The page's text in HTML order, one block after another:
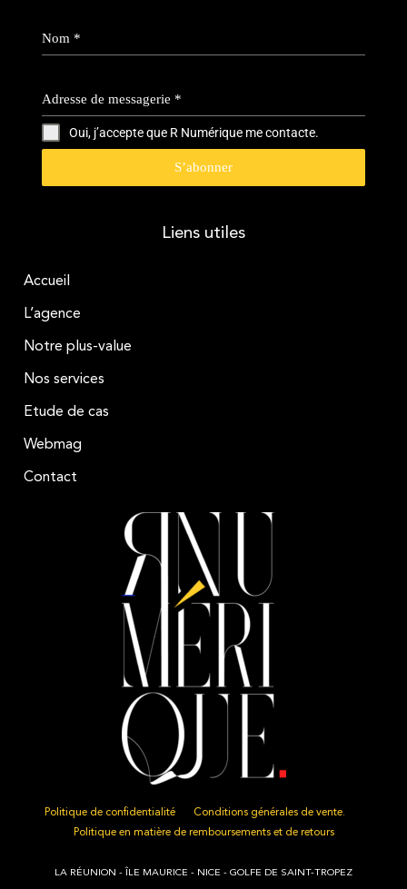
Liens utiles
Accueil
L’agence
Notre plus-value
Nos services
Etude de cas
Webmag
Contact
Nom *
Adresse de messagerie *
Oui, j’accepte que R Numérique me contacte.
S’abonner
Politique de confidentialité
Conditions générales de vente.
Politique en matière de remboursements et de retours
LA RÉUNION - ÎLE MAURICE - NICE - GOLFE DE SAINT-TROPEZ